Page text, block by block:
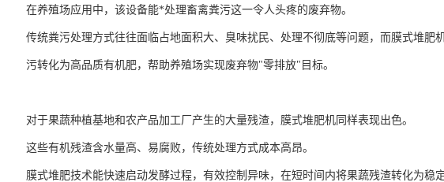
在养殖场应用中，该设备能*处理畜禽粪污这一令人头疼的废弃物。
传统粪污处理方式往往面临占地面积大、臭味扰民、处理不彻底等问题，而膜式堆肥
污转化为高品质有机肥，帮助养殖场实现废弃物"零排放"目标。
对于果蔬种植基地和农产品加工厂产生的大量残渣，膜式堆肥机同样表现出色。
这些有机残渣含水量高、易腐败，传统处理方式成本高昂。
膜式堆肥技术能快速启动发酵过程，有效控制异味，在短时间内将果蔬残渣转化为